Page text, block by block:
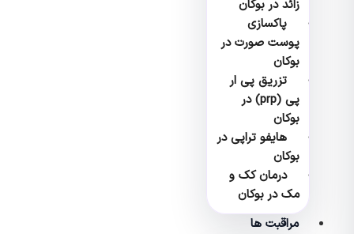
زائد در بوکان
پاکسازی
پوست صورت در
بوکان
تزریق پی ار
پی (prp) در
بوکان
هایفو تراپی در
بوکان
درمان کک و
مک در بوکان
مراقبت ها